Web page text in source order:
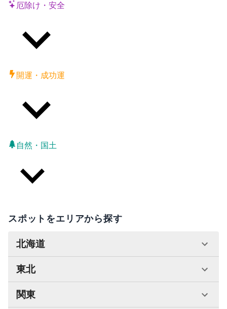
厄除け・安全
開運・成功運
自然・国土
スポットをエリアから探す
北海道
東北
関東